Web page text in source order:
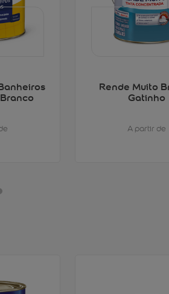
Rende Muito
Gatinho
A partir de